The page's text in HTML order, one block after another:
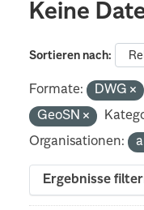
Keine
Sortieren nach
Formate: DWG
GeoSN
Organisationen:
Ergebnisse